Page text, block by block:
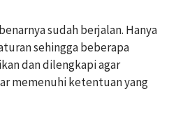
sudah berjalan. Hanya
sehingga beberapa
dan dilengkapi agar
memenuhi ketentuan yang